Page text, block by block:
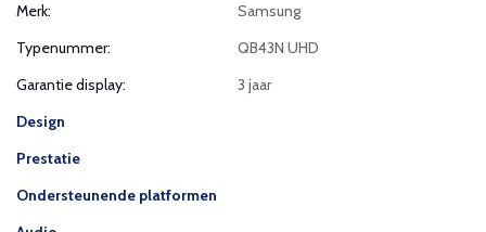
Merk:
Samsung
Typenummer:
QB43N UHD
Garantie display:
3 jaar
Design
Prestatie
Ondersteunende platformen